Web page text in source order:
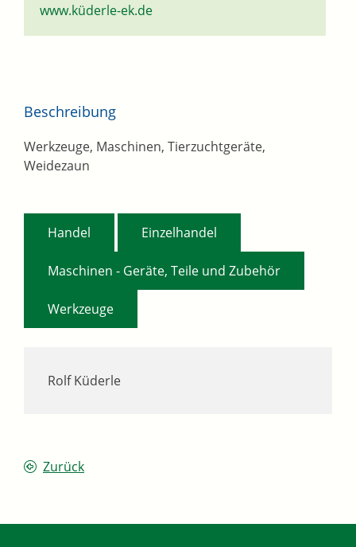
www.küderle-ek.de
Rolf Küderle
Beschreibung
Werkzeuge, Maschinen, Tierzuchtgeräte,
Weidezaun
Handel Einzelhandel
Maschinen - Geräte, Teile und Zubehör
Werkzeuge
Zurück